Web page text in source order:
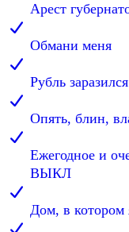
Арест
Обмани меня
Рубль
Опять, блин,
Ежегодное и
ВЫКЛ
Дом, в котором